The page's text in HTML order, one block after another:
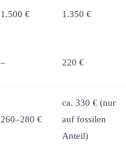
1.500 € 1.350 €
– 220 €
260–280 €
ca. 330 € (nur
auf fossilen
Anteil)